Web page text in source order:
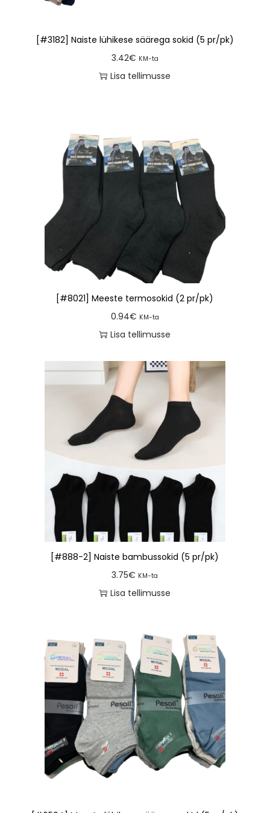
[#3182] Naiste lühikese säärega sokid (5 pr/pk)
3.42€ KM-ta
Lisa tellimusse
[#8021] Meeste termosokid (2 pr/pk)
0.94€ KM-ta
Lisa tellimusse
[#888-2] Naiste bambussokid (5 pr/pk)
3.75€ KM-ta
Lisa tellimusse